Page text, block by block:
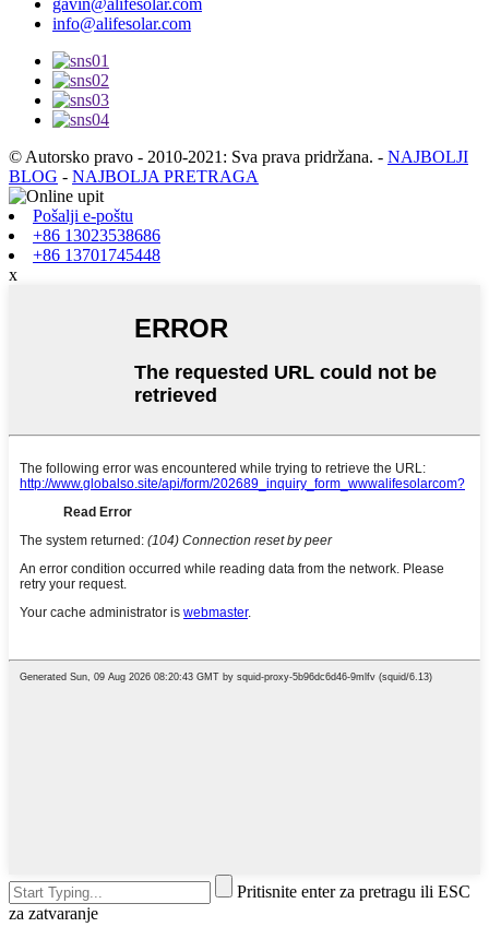
info@alifesolar.com
© Autorsko pravo - 2010-2021: Sva prava pridržana. - NAJBOLJI
BLOG - NAJBOLJA PRETRAGA
Pošalji e-poštu
+86 13023538686
+86 13701745448
x
Pritisnite enter za pretragu ili ESC
za zatvaranje